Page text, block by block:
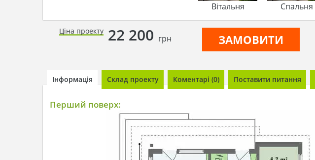
Вітальня Спальня
Ціна проекту 22 200 грн ЗАМОВИТИ
Інформація Склад проекту Коментарі (0) Поставити питання
Перший поверх: